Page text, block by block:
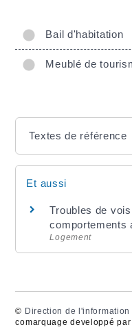
Bail d'habitation
Meublé de
Textes de référence
Et aussi
Troubles de
comportements
Logement
© Direction de
comarquage developpé par